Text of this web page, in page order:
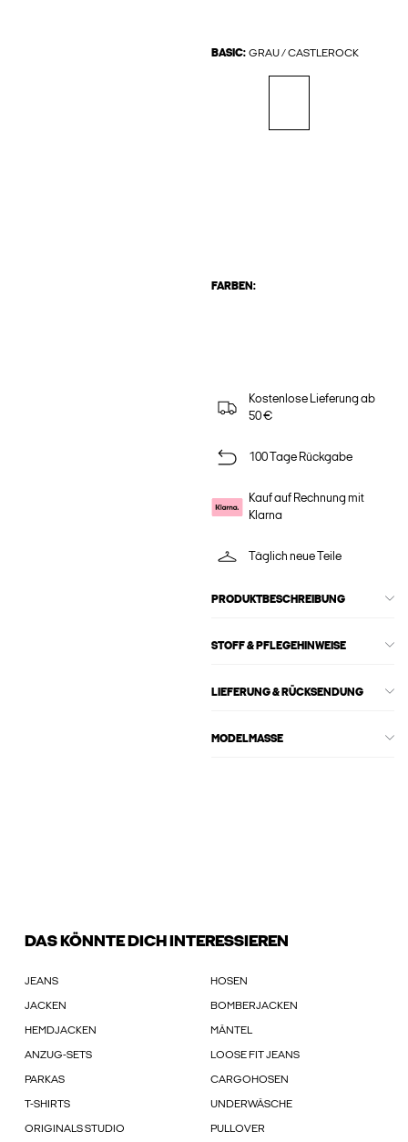
BASIC: GRAU / CASTLEROCK
FARBEN:
Kostenlose Lieferung ab
50 €
100 Tage Rückgabe
Kauf auf Rechnung mit
Klarna
Täglich neue Teile
PRODUKTBESCHREIBUNG
STOFF & PFLEGEHINWEISE
LIEFERUNG & RÜCKSENDUNG
MODELMASSE
DAS KÖNNTE DICH INTERESSIEREN
JEANS HOSEN
JACKEN BOMBERJACKEN
HEMDJACKEN MÄNTEL
ANZUG-SETS LOOSE FIT JEANS
PARKAS CARGOHOSEN
T-SHIRTS UNDERWÄSCHE
ORIGINALS STUDIO PULLOVER